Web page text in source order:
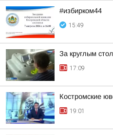
#избирком44
15:49
За круглым
17:09
Костромские
19:01